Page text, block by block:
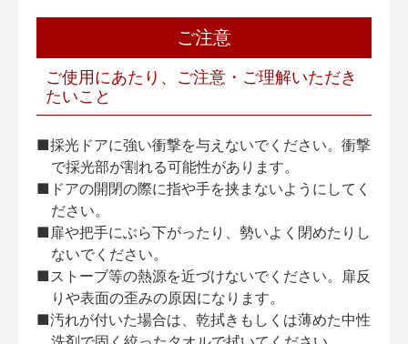
ご注意
ご使用にあたり、ご注意・ご理解いただき
たいこと
■採光ドアに強い衝撃を与えないでください。衝撃
で採光部が割れる可能性があります。
■ドアの開閉の際に指や手を挟まないようにしてく
ださい。
■扉や把手にぶら下がったり、勢いよく閉めたりし
ないでください。
■ストーブ等の熱源を近づけないでください。扉反
りや表面の歪みの原因になります。
■汚れが付いた場合は、乾拭きもしくは薄めた中性